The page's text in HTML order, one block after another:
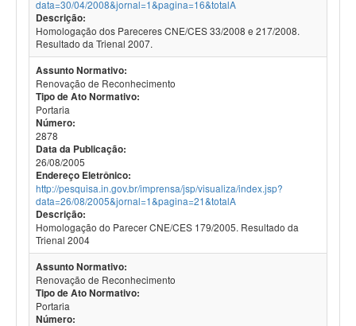
data=30/04/2008&jornal=1&pagina=16&totalA
Descrição:
Homologação dos Pareceres CNE/CES 33/2008 e 217/2008.
Resultado da Trienal 2007.
Assunto Normativo:
Renovação de Reconhecimento
Tipo de Ato Normativo:
Portaria
Número:
2878
Data da Publicação:
26/08/2005
Endereço Eletrônico:
http://pesquisa.in.gov.br/imprensa/jsp/visualiza/index.jsp?
data=26/08/2005&jornal=1&pagina=21&totalA
Descrição:
Homologação do Parecer CNE/CES 179/2005. Resultado da
Trienal 2004
Assunto Normativo:
Renovação de Reconhecimento
Tipo de Ato Normativo:
Portaria
Número: